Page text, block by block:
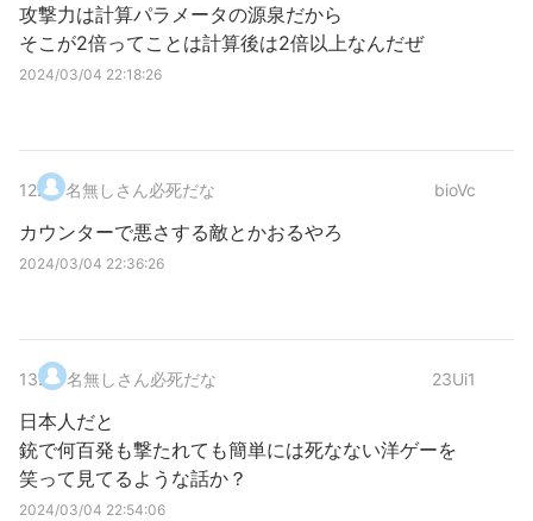
攻撃力は計算パラメータの源泉だから
そこが2倍ってことは計算後は2倍以上なんだぜ
2024/03/04 22:18:26
12. 名無しさん必死だな bioVc
カウンターで悪さする敵とかおるやろ
2024/03/04 22:36:26
13. 名無しさん必死だな 23Ui1
日本人だと
銃で何百発も撃たれても簡単には死なない洋ゲーを
笑って見てるような話か？
2024/03/04 22:54:06